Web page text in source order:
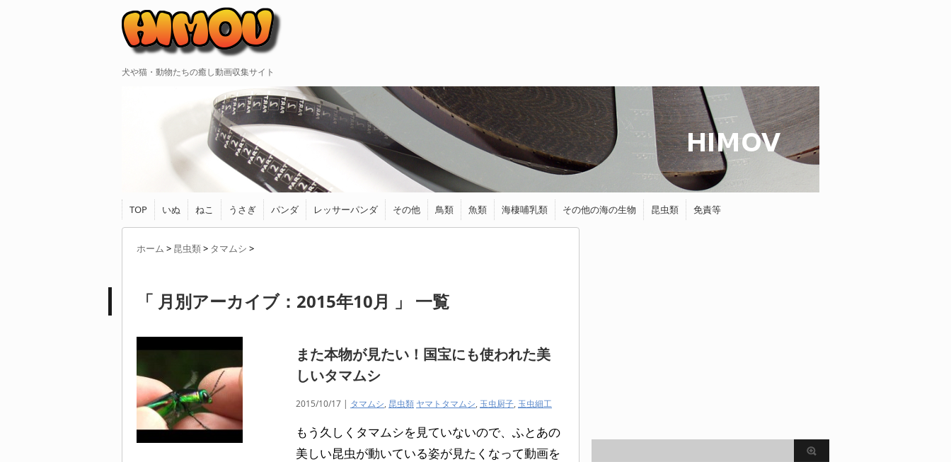
犬や猫・動物たちの癒し動画収集サイト
TOP いぬ ねこ うさぎ パンダ レッサーパンダ
その他
トラ
ライオン
ジャガー
チーター
オセロット
ゾウ
くま
キツネ
フェネック
馬・ロバ
シカ
ヤギ
カワウソ
イイズナ
クアッカワラビー
リス
モモンガ
ハリネズミ
ヤマネ
ねずみ・モルモット
ワニ類
カメレオン
カモノハシ
鳥類
アオバト
アヒル
インコ
ウグイス
うずら
キーウィ
ケツァール
ハチドリ
フクロウ＆ミミ
ブンチョウ
ペンギン
メジロ
魚類
ダツ
トランスルーセ
海棲哺乳類
アザラシ
アシカ
イルカ
シャチ
ラッコ
その他の海の生物
イカ
ウミウシ
エビ
カニ
タコ
昆虫類
免責等
ホーム > 昆虫類> タマムシ >
「 月別アーカイブ：2015年10月 」 一覧
また本物が見たい！国宝にも使われた美
しいタマムシ
2015/10/17 | タマムシ, 昆虫類 ヤマトタマムシ, 玉虫厨子, 玉虫細工
もう久しくタマムシを見ていないので、ふとあの
美しい昆虫が動いている姿が見たくなって動画を